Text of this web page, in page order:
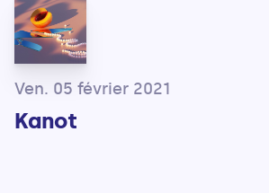
Ven. 05 février 2021
Kanot